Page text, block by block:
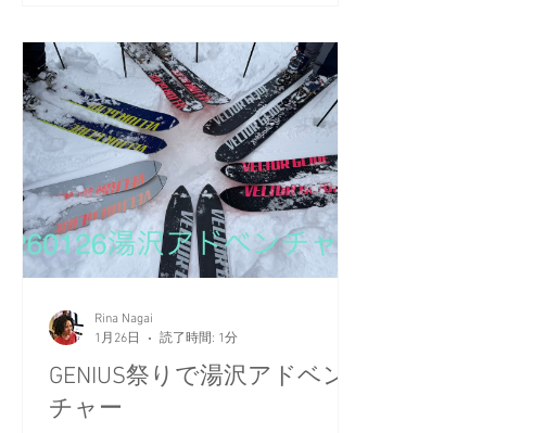
GENIUS祭りで湯沢アドベン
チャー
Rina Nagai
1月26日
読了時間: 1分